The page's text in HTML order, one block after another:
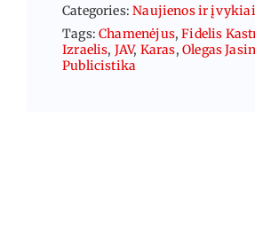
Categories:Naujienos ir įvykiai
Tags:Chamenėjus,Fidelis
Izraelis, JAV, Karas,Olegas
Publicistika